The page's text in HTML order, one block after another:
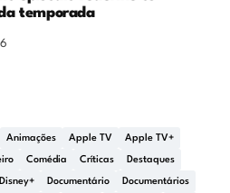
temporada
Animações Apple TV Apple TV+
Comédia Críticas Destaques
Disney+ Documentário Documentários